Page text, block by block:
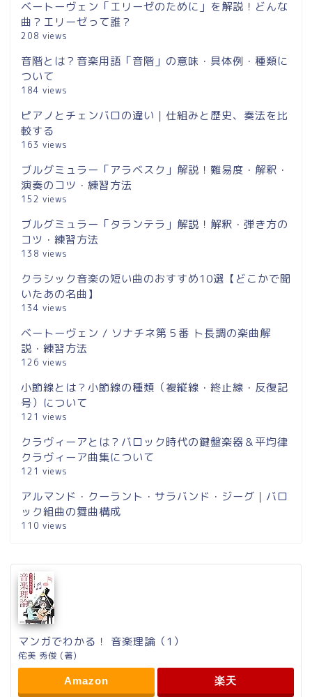
ベートーヴェン「エリーゼのために」を解説！どんな
曲？エリーゼって誰？
208 views
音階とは？音楽用語「音階」の意味・具体例・種類に
ついて
184 views
ピアノとチェンバロの違い｜仕組みと歴史、奏法を比
較する
163 views
ブルグミュラー「アラベスク」解説！難易度・解釈・
演奏のコツ・練習方法
152 views
ブルグミュラー「タランテラ」解説！解釈・弾き方の
コツ・練習方法
138 views
クラシック音楽の短い曲のおすすめ10選【どこかで聞
いたあの名曲】
134 views
ベートーヴェン / ソナチネ第５番 ト長調の楽曲解
説・練習方法
126 views
小節線とは？小節線の種類（複縦線・終止線・反復記
号）について
121 views
クラヴィーアとは？バロック時代の鍵盤楽器＆平均律
クラヴィーア曲集について
121 views
アルマンド・クーラント・サラバンド・ジーグ｜バロ
ック組曲の舞曲構成
110 views
マンガでわかる！ 音楽理論（1）
侘美 秀俊 (著)
Amazon 楽天